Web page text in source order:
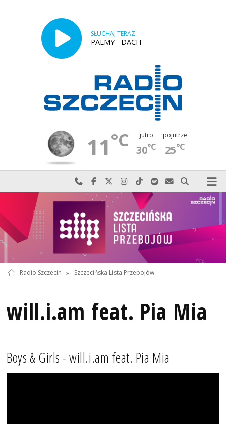
SŁUCHAJ TERAZ
PALMY - DACH
11°C jutro
30°C
pojutrze
25°C
Najlepiej po prostu do nas zadzwoń
Odwiedź nas na Facebook-u
Odwiedź nas na X
Odwiedź nas na Instagram-ie
Odwiedź nas na TikTok-u
Szukaj nas na Spotify
Wyślij do nas
Szukaj
Radio Szczecin » Szczecińska Lista Przebojów
will.i.am feat. Pia Mia
Boys & Girls - will.i.am feat. Pia Mia